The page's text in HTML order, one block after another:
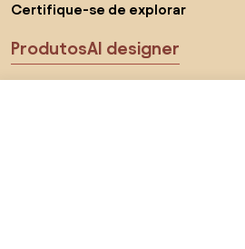
Certifique-se de explorar
ProdutosAI designer